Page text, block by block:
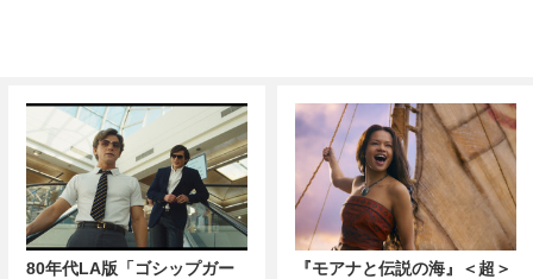
80年代LA版「ゴシップガー
『モアナと伝説の海』＜超＞